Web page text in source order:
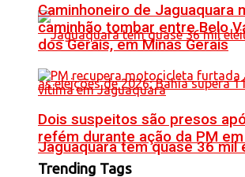
Jaguaquara tem quase 36 mil
Caminhoneiro de Jaguaquara
caminhão tombar entre Belo
dos Gerais, em Minas Gerais
Dois suspeitos são presos
refém durante ação da PM
Trending Tags